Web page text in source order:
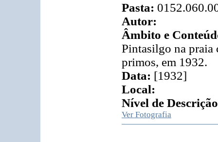
Pasta:
Autor:
Âmbito e
Pintasilgo na praia
primos, em 1932.
Data: [1932]
Local:
Nível de
Ver Fotografia